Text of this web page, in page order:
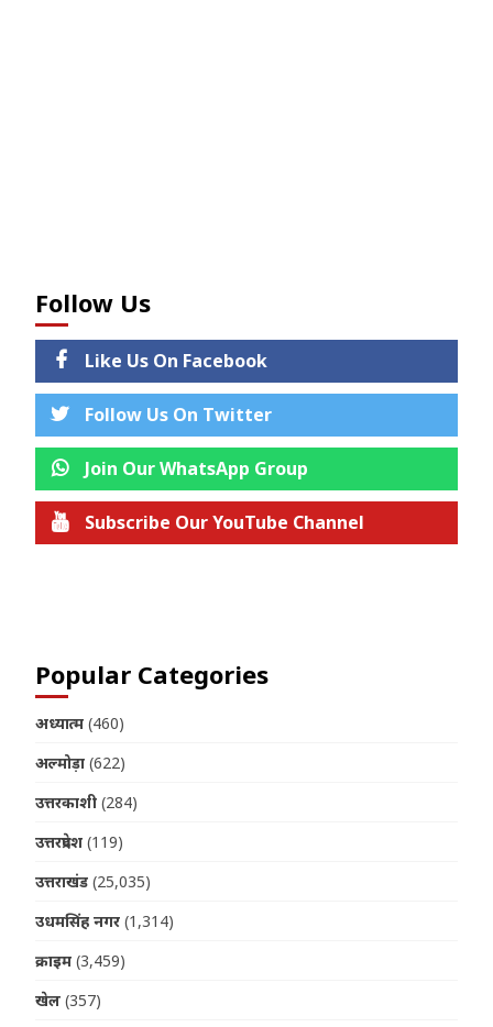
Follow Us
Like Us On Facebook
Follow Us On Twitter
Join Our WhatsApp Group
Subscribe Our YouTube Channel
Popular Categories
अध्यात्म (460)
अल्मोड़ा (622)
उत्तरकाशी (284)
उत्तरप्रदेश (119)
उत्तराखंड (25,035)
उधमसिंह नगर (1,314)
क्राइम (3,459)
खेल (357)